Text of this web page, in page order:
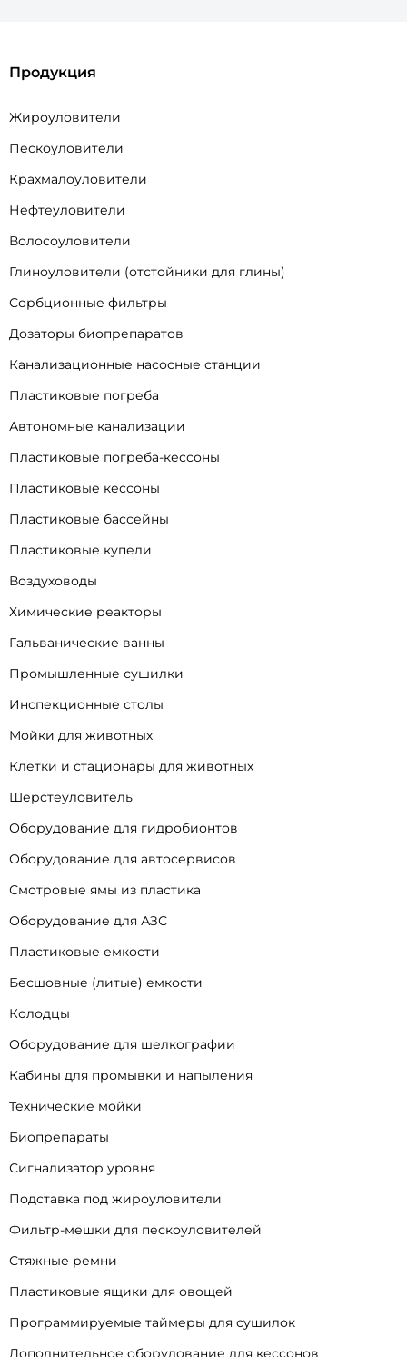
Продукция
Жироуловители
Пескоуловители
Крахмалоуловители
Нефтеуловители
Волосоуловители
Глиноуловители (отстойники для глины)
Сорбционные фильтры
Дозаторы биопрепаратов
Канализационные насосные станции
Пластиковые погреба
Автономные канализации
Пластиковые погреба-кессоны
Пластиковые кессоны
Пластиковые бассейны
Пластиковые купели
Воздуховоды
Химические реакторы
Гальванические ванны
Промышленные сушилки
Инспекционные столы
Мойки для животных
Клетки и стационары для животных
Шерстеуловитель
Оборудование для гидробионтов
Оборудование для автосервисов
Смотровые ямы из пластика
Оборудование для АЗС
Пластиковые емкости
Бесшовные (литые) емкости
Колодцы
Оборудование для шелкографии
Кабины для промывки и напыления
Технические мойки
Биопрепараты
Сигнализатор уровня
Подставка под жироуловители
Фильтр-мешки для пескоуловителей
Стяжные ремни
Пластиковые ящики для овощей
Программируемые таймеры для сушилок